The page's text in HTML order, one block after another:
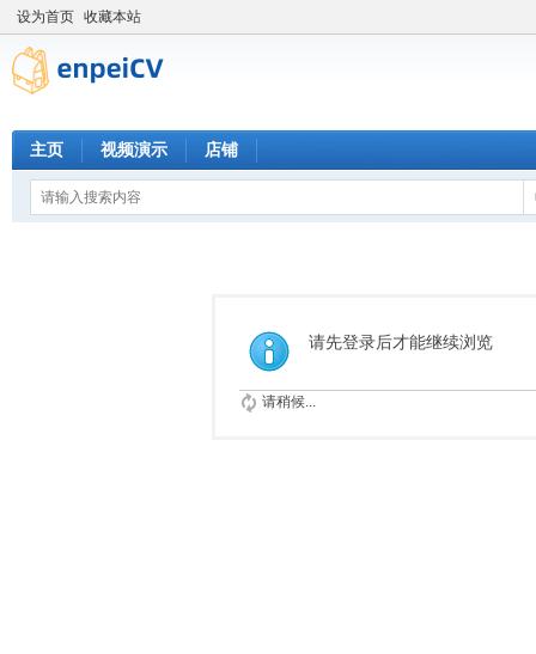
设为首页 收藏本站
主页 视频演示 店铺
请先登录后才能继续浏览
请稍候...